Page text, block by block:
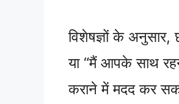
विशेषज्ञों के अनुसार,
या “मैं आपके साथ
कराने में मदद कर